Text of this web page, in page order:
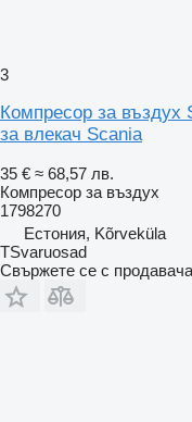
3
Компресор за въздух
за влекач Scania
35 € ≈ 68,57 лв.
Компресор за въздух
1798270
Естония, Kõrveküla
TSvaruosad
Свържете се с продавача